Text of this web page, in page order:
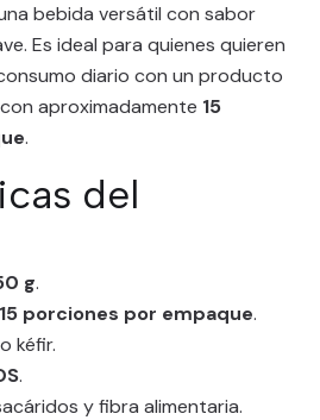
bebida versátil con sabor
Es ideal para quienes quieren
diario con un producto
aproximadamente 15
.
del
g.
15 porciones por empaque.
kéfir.
.
y fibra alimentaria.